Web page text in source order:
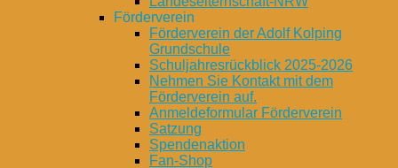
Förderverein
Förderverein der Adolf Kolping
Grundschule
Schuljahresrückblick 2025-2026
Nehmen Sie Kontakt mit dem
Förderverein auf.
Anmeldeformular Förderverein
Satzung
Spendenaktion
Fan-Shop